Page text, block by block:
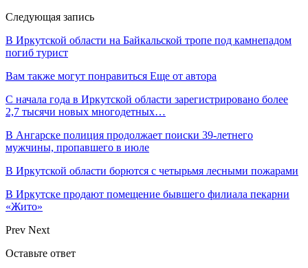
Следующая запись
В Иркутской области на Байкальской тропе под камнепадом
погиб турист
Вам также могут понравиться Еще от автора
С начала года в Иркутской области зарегистрировано более
2,7 тысячи новых многодетных…
В Ангарске полиция продолжает поиски 39-летнего
мужчины, пропавшего в июле
В Иркутской области борются с четырьмя лесными пожарами
В Иркутске продают помещение бывшего филиала пекарни
«Жито»
Prev Next
Оставьте ответ